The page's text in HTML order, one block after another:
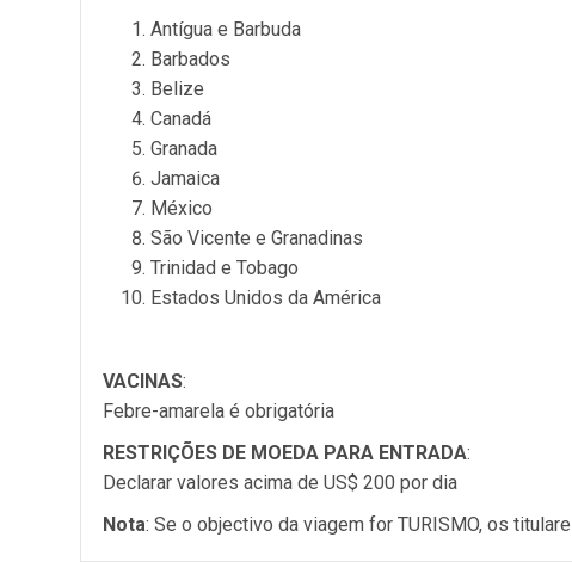
Antígua e Barbuda
Barbados
Belize
Canadá
Granada
Jamaica
México
São Vicente e Granadinas
Trinidad e Tobago
Estados Unidos da América
VACINAS:
Febre-amarela é obrigatória
RESTRIÇÕES DE MOEDA PARA ENTRADA:
Declarar valores acima de US$ 200 por dia
Nota: Se o objectivo da viagem for TURISMO, os